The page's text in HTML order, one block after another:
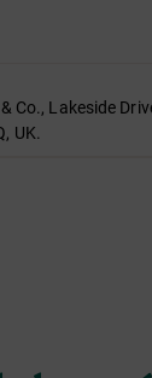
Co., Lakeside
UK.